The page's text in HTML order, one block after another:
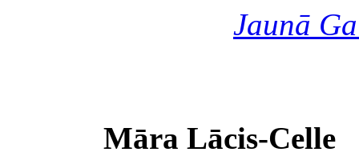
Jaunā
Māra Lācis-Celle